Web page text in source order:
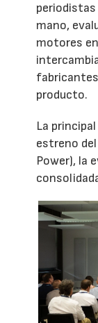
periodistas
mano,
motores
producto.
La
estreno
Power), la